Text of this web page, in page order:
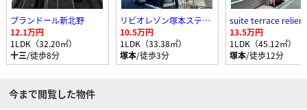
プランドール新北野
12.1万円
1LDK（32.20㎡）
十三/徒歩8分
リビオレゾン塚本ステーションプレミア
10.5万円
1LDK（33.38㎡）
塚本/徒歩3分
suite terrace relier
13.5万円
1LDK（45.12㎡）
塚本/徒歩12分
今まで閲覧した物件